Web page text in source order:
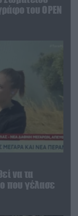
του OPEN
να τα
που γέλασε